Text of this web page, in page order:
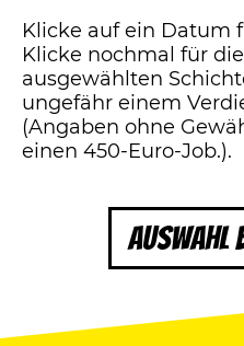
Klicke auf ein Datum
Klicke nochmal für
ausgewählten
ungefähr einem
(Angaben ohne
einen 450-Euro-Job.).
Auswahl